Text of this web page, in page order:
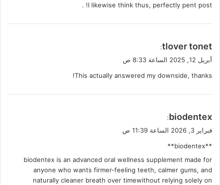
ل
I likewise think thus, perfectly pent post! .
ي
ق
ل
tlover tonet
:
أبريل 12, 2025 الساعة 8:33 ص
This actually answered my downside, thanks!
ي
ل
biodentex
:
فبراير 3, 2026 الساعة 11:39 ص
**biodentex**
biodentex is an advanced oral wellness supplement made for
anyone who wants firmer-feeling teeth, calmer gums, and
naturally cleaner breath over timewithout relying solely on